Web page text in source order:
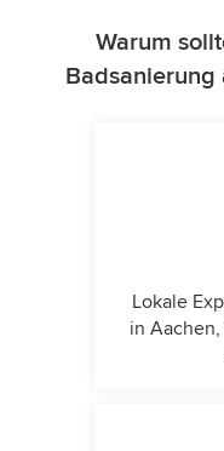
Warum
Badsanierung
Lokale
in